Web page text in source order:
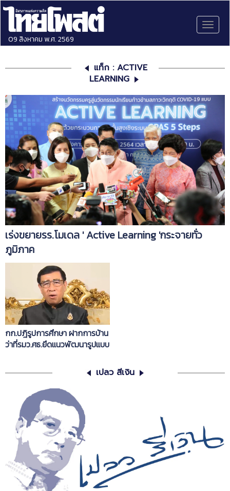
09 สิงหาคม พ.ศ. 2569
แท็ก : ACTIVE
LEARNING
เร่งขยายรร.โมเดล ' Active Learning 'กระจายทั่ว
ภูมิภาค
กก.ปฎิรูปการศึกษา ฝากการบ้าน
ว่าที่รมว.ศธ.ยึดแนวพัฒนารูปแบบ
เปลว สีเงิน